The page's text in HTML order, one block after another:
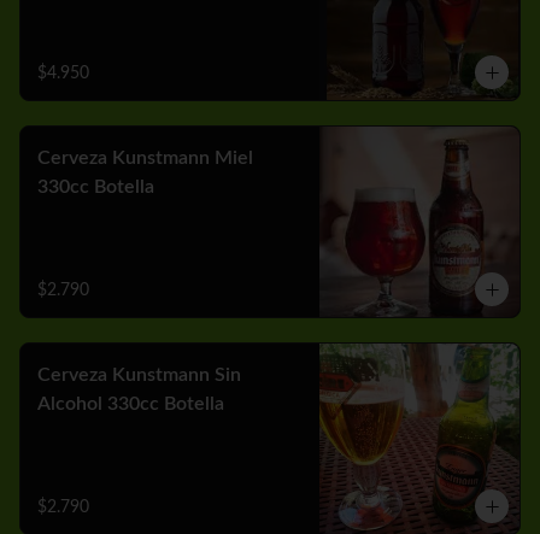
$4.950
Cerveza Kunstmann Miel
330cc Botella
$2.790
Cerveza Kunstmann Sin
Alcohol 330cc Botella
$2.790